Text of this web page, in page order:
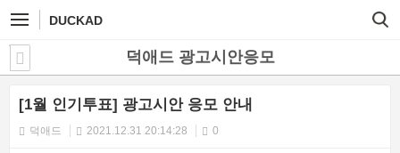
DUCKAD
덕애드 광고시안응모
[1월 인기투표] 광고시안 응모 안내
덕애드 2021.12.31 20:14:28 0